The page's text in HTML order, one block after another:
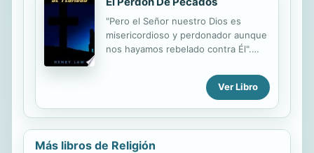
"Pero el Señor nuestro Dios es
misericordioso y perdonador aunque
nos hayamos rebelado contra Él".
PECADOS Por Henry Law, 1875
Ver Libro
Más libros de Religión